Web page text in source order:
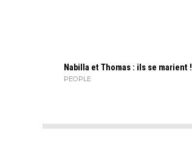
Nabilla et Thomas : ils se marient !
PEOPLE